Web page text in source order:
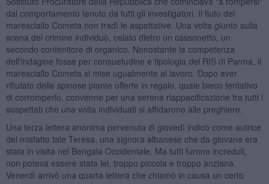
dal comportamento tenuto da tutti gli investigatori. Il fiuto del
maresciallo Cometa non tradì le aspettative. Una volta giunto sulla
scena del crimine individuò, celato dietro un cassonetto, un
secondo contenitore di organico. Nonostante la competenza
dell'indagine fosse per consuetudine e tipologia del RIS di Parma, il
maresciallo Cometa si mise ugualmente al lavoro. Dopo aver
rifiutato delle spinose piante offerte in regalo, quale bieco tentativo
di corromperlo, convenne per una serena riappacificazione fra tutti i
sospettati che una volta individuati si affidarono alle preghiere.
Una terza lettera anonima pervenuta di giovedì indicò come autrice
del misfatto tale Teresa, una signora albanese che da giovane era
stata in visita nel Bengala Occidentale. Ma tutti furono increduli,
non poteva essere stata lei, troppo piccola e troppo anziana.
Venerdì arrivò una quarta lettera che chiamò in causa un certo